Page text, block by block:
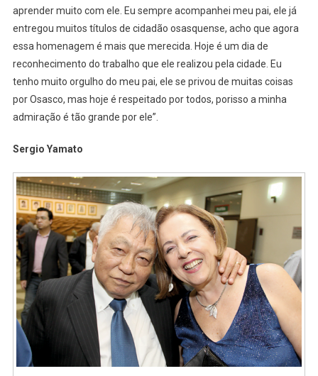
aprender muito com ele. Eu sempre acompanhei meu pai, ele já
entregou muitos títulos de cidadão osasquense, acho que agora
essa homenagem é mais que merecida. Hoje é um dia de
reconhecimento do trabalho que ele realizou pela cidade. Eu
tenho muito orgulho do meu pai, ele se privou de muitas coisas
por Osasco, mas hoje é respeitado por todos, porisso a minha
admiração é tão grande por ele”.
Sergio Yamato